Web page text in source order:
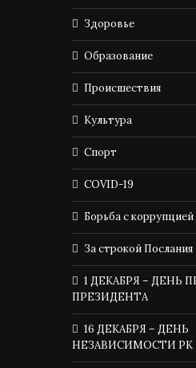
Здоровье
Образование
Происшествия
Культура
Спорт
COVID-19
Борьба с коррупцией
За строкой Послания
1 ДЕКАБРЯ – ДЕНЬ
ПРЕЗИДЕНТА
16 ДЕКАБРЯ – ДЕНЬ
НЕЗАВИСИМОСТИ РК